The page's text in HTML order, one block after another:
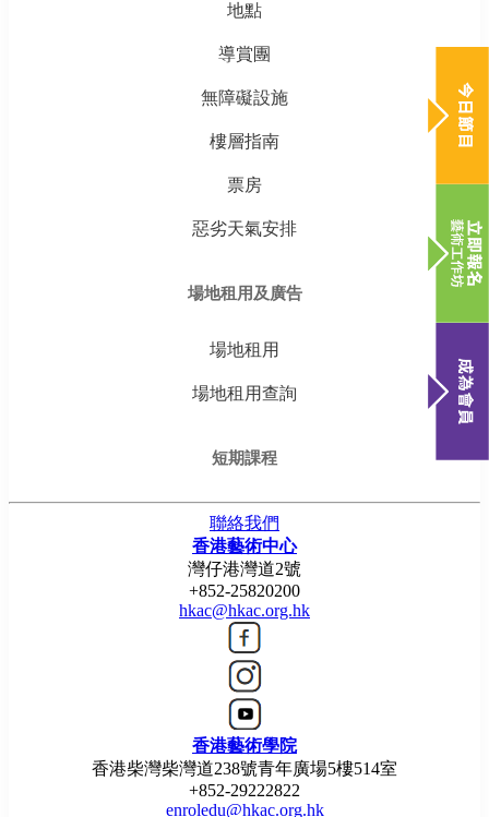
地點
導賞團
無障礙設施
樓層指南
票房
惡劣天氣安排
場地租用及廣告
場地租用
場地租用查詢
短期課程
聯絡我們
香港藝術中心
灣仔港灣道2號
+852-25820200
hkac@hkac.org.hk
香港藝術學院
香港柴灣柴灣道238號青年廣場5樓514室
+852-29222822
enroledu@hkac.org.hk